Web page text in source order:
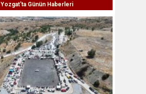
Yozgat'ta Günün Haberleri